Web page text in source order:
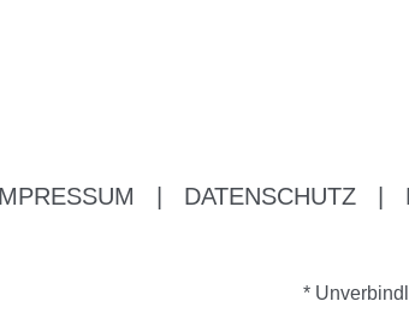
DATENSCHUTZ
*